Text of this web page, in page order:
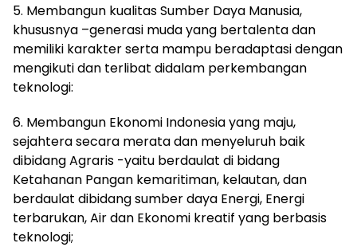
5. Membangun kualitas Sumber Daya Manusia,
khususnya –generasi muda yang bertalenta dan
memiliki karakter serta mampu beradaptasi dengan
mengikuti dan terlibat didalam perkembangan
teknologi:
6. Membangun Ekonomi Indonesia yang maju,
sejahtera secara merata dan menyeluruh baik
dibidang Agraris -yaitu berdaulat di bidang
Ketahanan Pangan kemaritiman, kelautan, dan
berdaulat dibidang sumber daya Energi, Energi
terbarukan, Air dan Ekonomi kreatif yang berbasis
teknologi;